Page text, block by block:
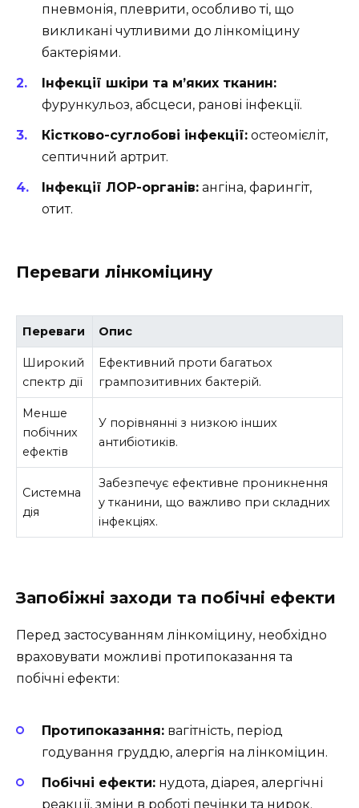
пневмонія, плеврити, особливо ті, що
викликані чутливими до лінкоміцину
бактеріями.
Інфекції шкіри та м’яких тканин:
фурункульоз, абсцеси, ранові інфекції.
Кістково-суглобові інфекції: остеомієліт,
септичний артрит.
Інфекції ЛОР-органів: ангіна, фарингіт,
отит.
Переваги лінкоміцину
Переваги Опис
Широкий
спектр дії
Ефективний проти багатьох
грампозитивних бактерій.
Менше
побічних
ефектів
У порівнянні з низкою інших
антибіотиків.
Системна
дія
Забезпечує ефективне проникнення
у тканини, що важливо при складних
інфекціях.
Запобіжні заходи та побічні ефекти
Перед застосуванням лінкоміцину, необхідно
враховувати можливі протипоказання та
побічні ефекти:
Протипоказання: вагітність, період
годування груддю, алергія на лінкоміцин.
Побічні ефекти: нудота, діарея, алергічні
реакції, зміни в роботі печінки та нирок.